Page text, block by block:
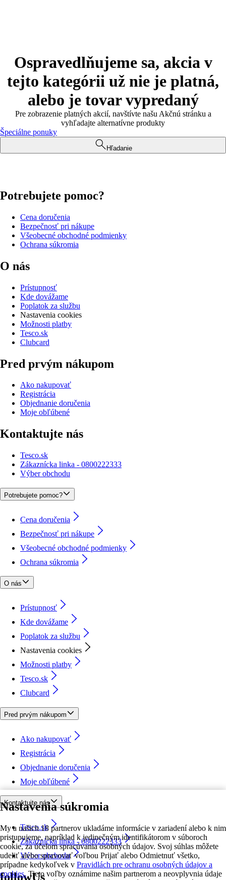
Nastavenia súkromia
My a našich 18 partnerov ukladáme informácie v zariadení alebo k nim
pristupujeme, napríklad k jedinečným identifikátorom v súboroch
cookie, za účelom spracúvania osobných údajov. Svoj súhlas môžete
udeliť alebo spravovať voľbou Prijať alebo Odmietnuť všetko,
prípadne kedykoľvek v Pravidlách pre ochranu osobných údajov a
cookies. Tieto voľby oznámime našim partnerom a neovplyvnia údaje
Ospravedlňujeme sa, akcia v
tejto kategórii už nie je platná,
alebo je tovar vypredaný
Pre zobrazenie platných akcií, navštívte našu Akčnú stránku a
vyhľadajte alternatívne produkty
Špeciálne ponuky
Hľadanie
Potrebujete pomoc?
Cena doručenia
Bezpečnosť pri nákupe
Všeobecné obchodné podmienky
Ochrana súkromia
O nás
Prístupnosť
Kde dovážame
Poplatok za službu
Nastavenia cookies
Možnosti platby
Tesco.sk
Clubcard
Pred prvým nákupom
Ako nakupovať
Registrácia
Objednanie doručenia
Moje obľúbené
Kontaktujte nás
Tesco.sk
Zákaznícka linka - 0800222333
Výber obchodu
Potrebujete pomoc?
Cena doručenia
Bezpečnosť pri nákupe
Všeobecné obchodné podmienky
Ochrana súkromia
O nás
Prístupnosť
Kde dovážame
Poplatok za službu
Nastavenia cookies
Možnosti platby
Tesco.sk
Clubcard
Pred prvým nákupom
Ako nakupovať
Registrácia
Objednanie doručenia
Moje obľúbené
Kontaktujte nás
Tesco.sk
Zákaznícka linka - 0800222333
Výber obchodu
followUs